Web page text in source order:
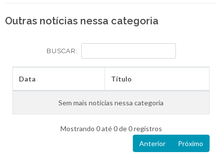
Outras notícias nessa categoria
BUSCAR:
Data Título
Sem mais notícias nessa categoria
Mostrando 0 até 0 de 0 registros
Anterior
Próximo